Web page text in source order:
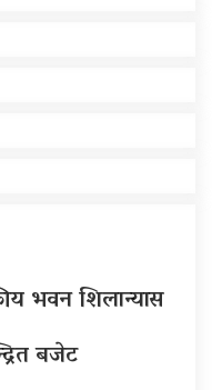
भवन शिलान्यास
बजेट